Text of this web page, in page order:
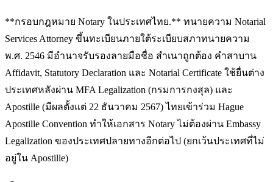
**กรอบกฎหมาย Notary ในประเทศไทย.** ทนายความ Notarial
Services Attorney ขึ้นทะเบียนภายใต้ระเบียบสภาทนายความ
พ.ศ. 2546 มีอำนาจรับรองลายมือชื่อ สำเนาถูกต้อง คำสาบาน
Affidavit, Statutory Declaration และ Notarial Certificate ใช้ยื่นต่าง
ประเทศหลังผ่าน MFA Legalization (กรมการกงสุล) และ
Apostille (มีผลตั้งแต่ 22 ธันวาคม 2567) ไทยเข้าร่วม Hague
Apostille Convention ทำให้เอกสาร Notary ไม่ต้องผ่าน Embassy
Legalization ของประเทศปลายทางอีกต่อไป (ยกเว้นประเทศที่ไม่
อยู่ใน Apostille)